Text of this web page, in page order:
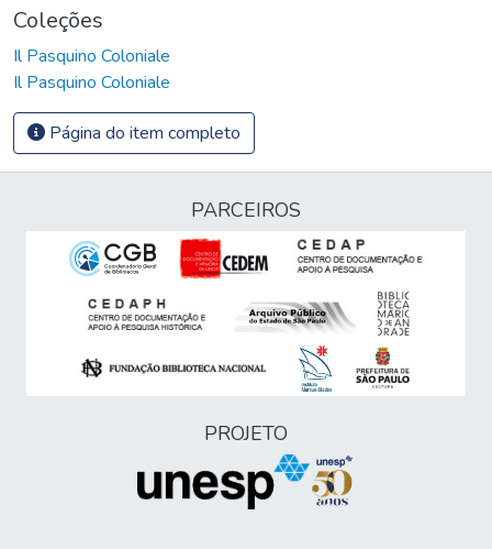
Coleções
Il Pasquino Coloniale
Il Pasquino Coloniale
Página do item completo
PARCEIROS
PROJETO